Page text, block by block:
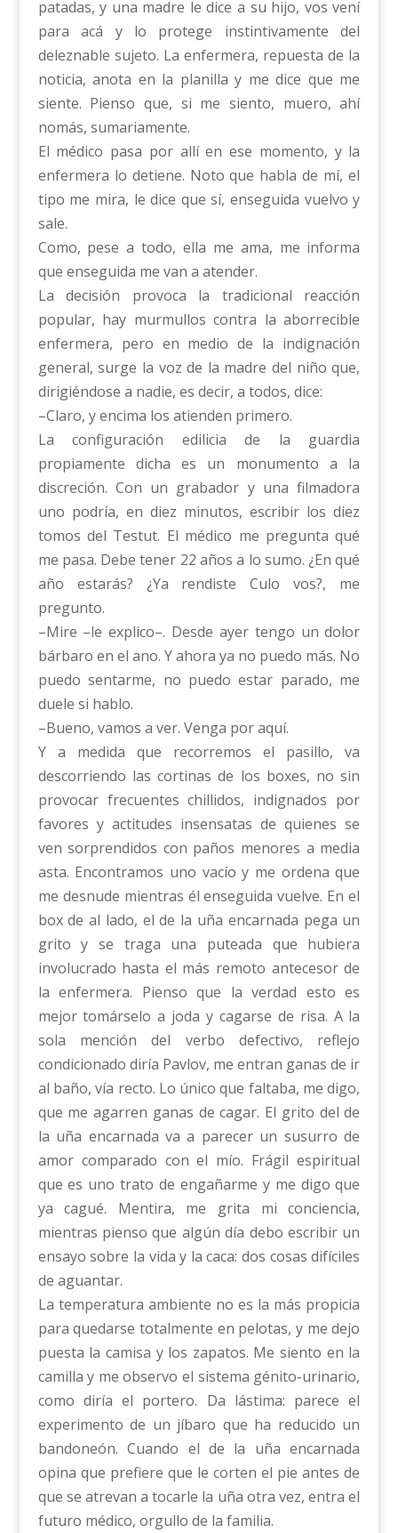
patadas, y una madre le dice a su hijo, vos vení
para acá y lo protege instintivamente del
deleznable sujeto. La enfermera, repuesta de la
noticia, anota en la planilla y me dice que me
siente. Pienso que, si me siento, muero, ahí
nomás, sumariamente.
El médico pasa por allí en ese momento, y la
enfermera lo detiene. Noto que habla de mí, el
tipo me mira, le dice que sí, enseguida vuelvo y
sale.
Como, pese a todo, ella me ama, me informa
que enseguida me van a atender.
La decisión provoca la tradicional reacción
popular, hay murmullos contra la aborrecible
enfermera, pero en medio de la indignación
general, surge la voz de la madre del niño que,
dirigiéndose a nadie, es decir, a todos, dice:
–Claro, y encima los atienden primero.
La configuración edilicia de la guardia
propiamente dicha es un monumento a la
discreción. Con un grabador y una filmadora
uno podría, en diez minutos, escribir los diez
tomos del Testut. El médico me pregunta qué
me pasa. Debe tener 22 años a lo sumo. ¿En qué
año estarás? ¿Ya rendiste Culo vos?, me
pregunto.
–Mire –le explico–. Desde ayer tengo un dolor
bárbaro en el ano. Y ahora ya no puedo más. No
puedo sentarme, no puedo estar parado, me
duele si hablo.
–Bueno, vamos a ver. Venga por aquí.
Y a medida que recorremos el pasillo, va
descorriendo las cortinas de los boxes, no sin
provocar frecuentes chillidos, indignados por
favores y actitudes insensatas de quienes se
ven sorprendidos con paños menores a media
asta. Encontramos uno vacío y me ordena que
me desnude mientras él enseguida vuelve. En el
box de al lado, el de la uña encarnada pega un
grito y se traga una puteada que hubiera
involucrado hasta el más remoto antecesor de
la enfermera. Pienso que la verdad esto es
mejor tomárselo a joda y cagarse de risa. A la
sola mención del verbo defectivo, reflejo
condicionado diría Pavlov, me entran ganas de ir
al baño, vía recto. Lo único que faltaba, me digo,
que me agarren ganas de cagar. El grito del de
la uña encarnada va a parecer un susurro de
amor comparado con el mío. Frágil espiritual
que es uno trato de engañarme y me digo que
ya cagué. Mentira, me grita mi conciencia,
mientras pienso que algún día debo escribir un
ensayo sobre la vida y la caca: dos cosas difíciles
de aguantar.
La temperatura ambiente no es la más propicia
para quedarse totalmente en pelotas, y me dejo
puesta la camisa y los zapatos. Me siento en la
camilla y me observo el sistema génito-urinario,
como diría el portero. Da lástima: parece el
experimento de un jíbaro que ha reducido un
bandoneón. Cuando el de la uña encarnada
opina que prefiere que le corten el pie antes de
que se atrevan a tocarle la uña otra vez, entra el
futuro médico, orgullo de la familia.